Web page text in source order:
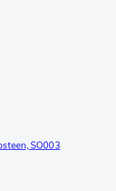
SO003